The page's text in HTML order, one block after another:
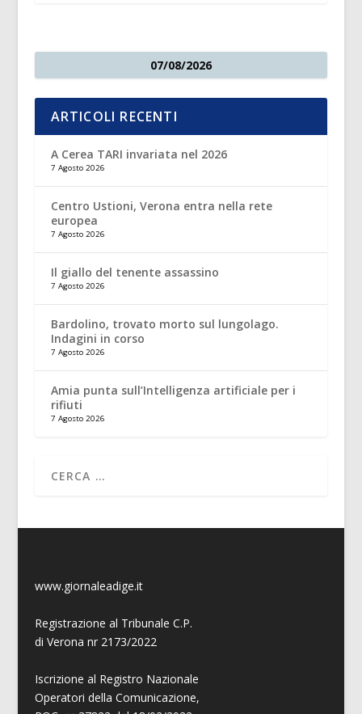
07/08/2026
ARTICOLI RECENTI
A Cerea TARI invariata nel 2026
7 Agosto 2026
Centro Ustioni, Verona entra nella rete
europea
7 Agosto 2026
Il giallo del tenente assassino
7 Agosto 2026
Bardolino, trovato morto sul lungolago.
Indagini in corso
7 Agosto 2026
Amia punta sull’Intelligenza artificiale per i
rifiuti
7 Agosto 2026
www.giornaleadige.it
Registrazione al Tribunale C.P.
di Verona nr 2173/2022
Iscrizione al Registro Nazionale
Operatori della Comunicazione,